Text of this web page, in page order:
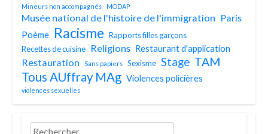
Mineurs non accompagnés MODAP
Musée national de l'histoire de l'immigration Paris
Poème Racisme Rapports filles garçons
Recettes de cuisine
Religions Restaurant d'application
Restauration Sans papiers Sexisme Stage TAM
Tous AUffray MAg Violences policières
violences sexuelles